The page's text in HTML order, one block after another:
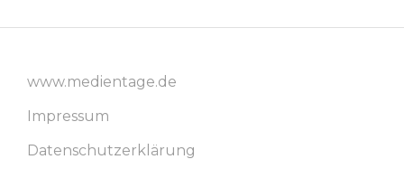
www.medientage.de
Impressum
Datenschutzerklärung